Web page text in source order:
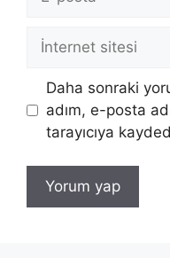
posta
İnternet
sitesi
Daha sonraki
adım, e-posta
tarayıcıya